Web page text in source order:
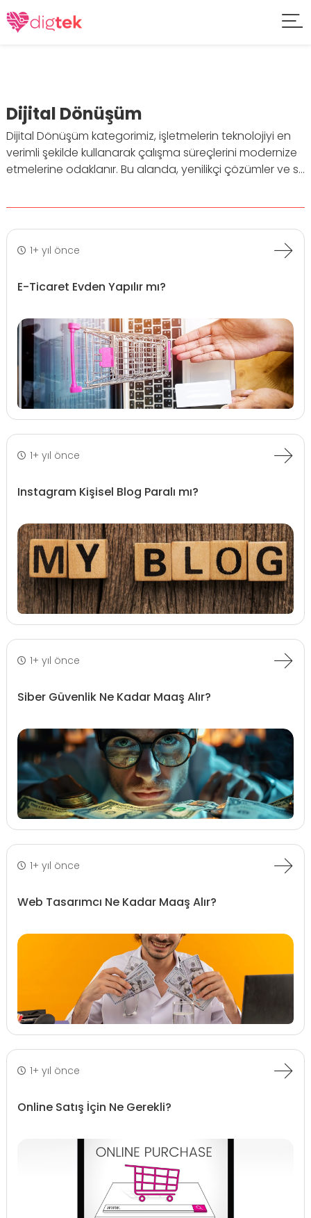
Dijital Dönüşüm
Dijital Dönüşüm kategorimiz, işletmelerin teknolojiyi en
verimli şekilde kullanarak çalışma süreçlerini modernize
etmelerine odaklanır. Bu alanda, yenilikçi çözümler ve s...
1+ yıl önce
E-Ticaret Evden Yapılır mı?
1+ yıl önce
Instagram Kişisel Blog Paralı mı?
1+ yıl önce
Siber Güvenlik Ne Kadar Maaş Alır?
1+ yıl önce
Web Tasarımcı Ne Kadar Maaş Alır?
1+ yıl önce
Online Satış İçin Ne Gerekli?